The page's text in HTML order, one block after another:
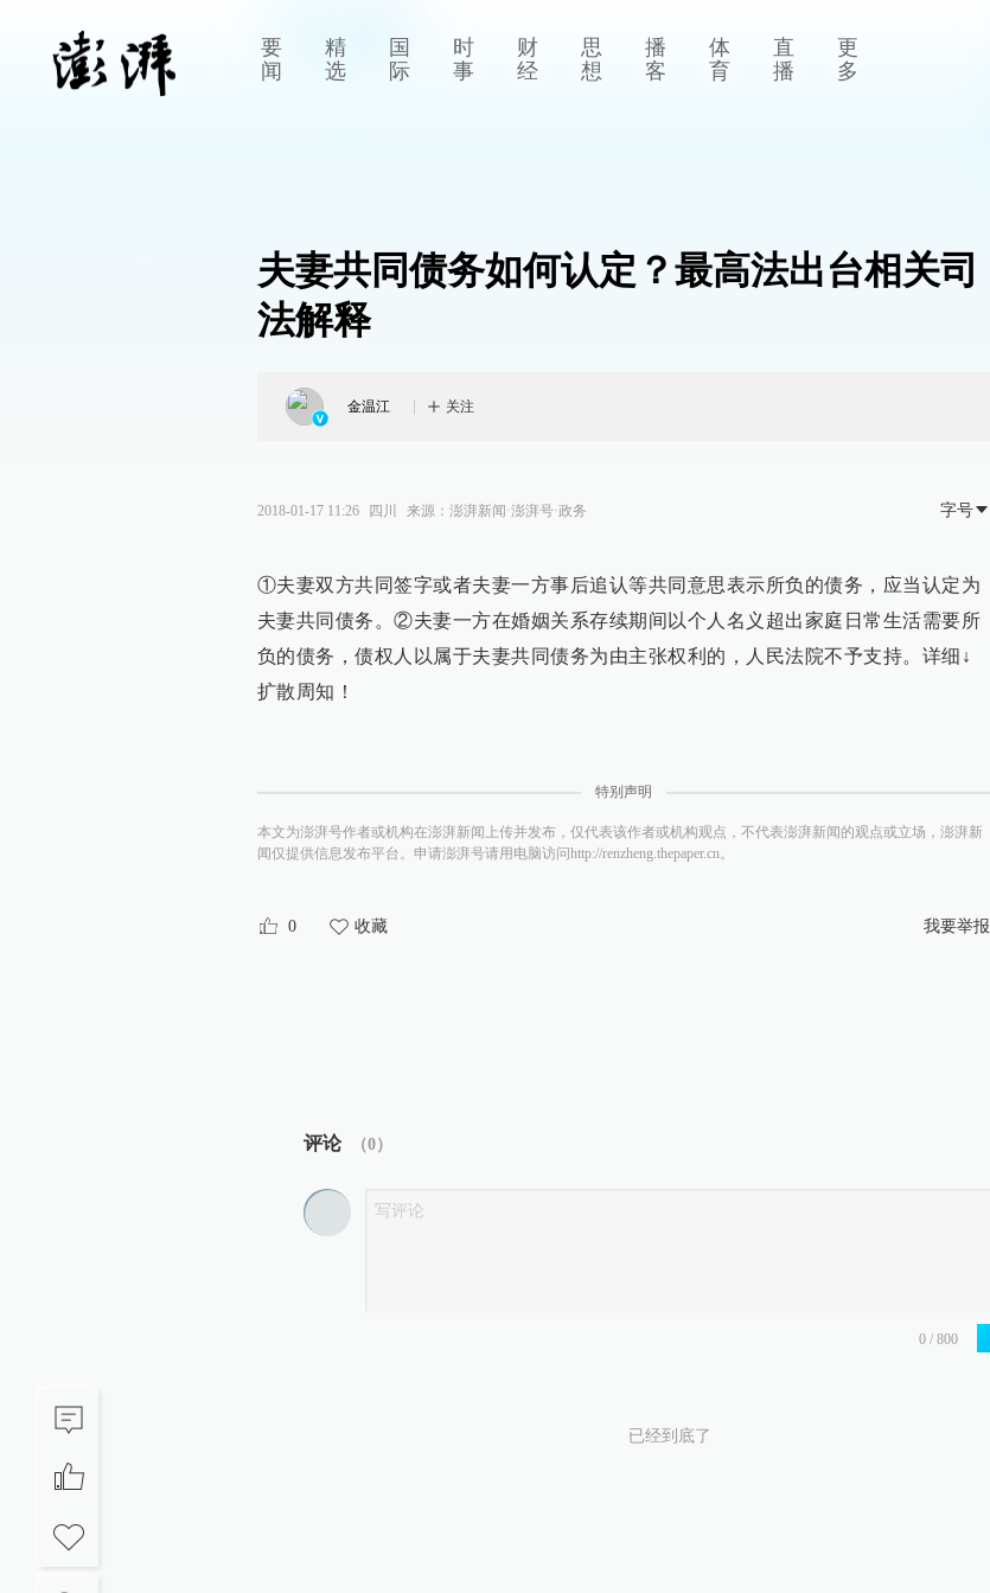
要
闻
精
选
国
际
时
事
财
经
思
想
播
客
体
育
直
播
更
多
夫妻共同债务如何认定？最高法出台相关司
法解释
金温江 关注
2018-01-17 11:26 四川 来源： 澎湃新闻·澎湃号·政务 字号
①夫妻双方共同签字或者夫妻一方事后追认等共同意思表示所负的债务，应当认定为
夫妻共同债务。②夫妻一方在婚姻关系存续期间以个人名义超出家庭日常生活需要所
负的债务，债权人以属于夫妻共同债务为由主张权利的，人民法院不予支持。详细↓
扩散周知！
特别声明
本文为澎湃号作者或机构在澎湃新闻上传并发布，仅代表该作者或机构观点，不代表澎湃新闻的观点或立场，澎湃新
闻仅提供信息发布平台。申请澎湃号请用电脑访问http://renzheng.thepaper.cn。
0 收藏 我要举报
评论 （0）
已经到底了